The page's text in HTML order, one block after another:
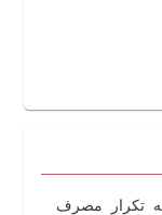
تکرار مصرف